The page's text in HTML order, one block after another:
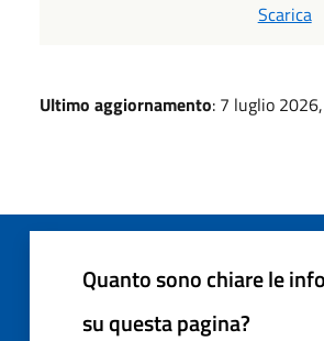
Scarica
Ultimo aggiornamento: 7 luglio
Quanto sono chiare le
su questa pagina?